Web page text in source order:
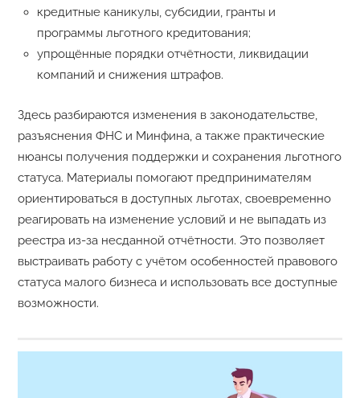
кредитные каникулы, субсидии, гранты и
программы льготного кредитования;
упрощённые порядки отчётности, ликвидации
компаний и снижения штрафов.
Здесь разбираются изменения в законодательстве,
разъяснения ФНС и Минфина, а также практические
нюансы получения поддержки и сохранения льготного
статуса. Материалы помогают предпринимателям
ориентироваться в доступных льготах, своевременно
реагировать на изменение условий и не выпадать из
реестра из-за несданной отчётности. Это позволяет
выстраивать работу с учётом особенностей правового
статуса малого бизнеса и использовать все доступные
возможности.